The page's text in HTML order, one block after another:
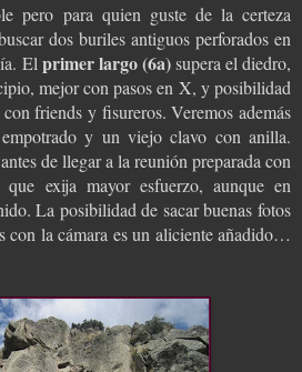
pero para quien guste de la certeza
dos buriles antiguos perforados en
El primer largo (6a)supera el diedro,
mejor con pasos en X, y posibilidad
friends y fisureros. Veremos además
y un viejo clavo con anilla.
de llegar a la reunión preparada con
exija mayor esfuerzo, aunque en
La posibilidad de sacar buenas fotos
con la cámara es un aliciente añadido…